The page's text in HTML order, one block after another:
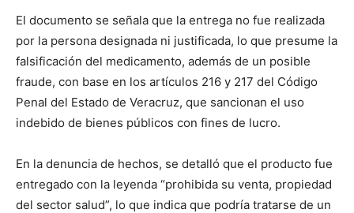
El documento se señala que la entrega no fue realizada
por la persona designada ni justificada, lo que presume la
falsificación del medicamento, además de un posible
fraude, con base en los artículos 216 y 217 del Código
Penal del Estado de Veracruz, que sancionan el uso
indebido de bienes públicos con fines de lucro.
En la denuncia de hechos, se detalló que el producto fue
entregado con la leyenda “prohibida su venta, propiedad
del sector salud”, lo que indica que podría tratarse de un